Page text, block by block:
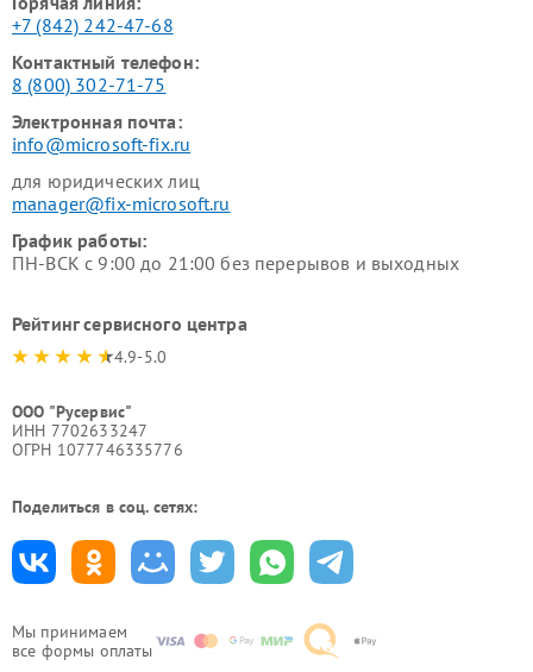
Мы принимаем
все формы оплаты
+7 (842) 242-47-68
Контактный телефон:
8 (800) 302-71-75
Электронная почта:
info@microsoft-fix.ru
для юридических лиц
manager@fix-microsoft.ru
График работы:
ПН-ВСК с 9:00 до 21:00 без перерывов и выходных
Рейтинг сервисного центра
4.9-5.0
ООО "Русервис"
ИНН 7702633247
ОГРН 1077746335776
Поделиться в соц. сетях: